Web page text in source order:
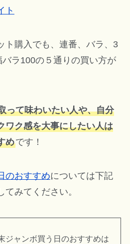
ト
ト購入でも、連番、バラ、3
ラ100の５通りの買い方が
って味わいたい人や、自分
ワク感を大事にしたい人は
めです！
のおすすめについては下記
みてください。
ジャンボ買う日のおすすめは